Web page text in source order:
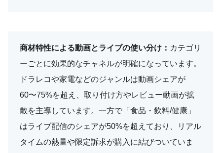
商材特性による動画とライブの使い分け： カテゴリ
ーごとに効果的なチャネルが明確になっています。
ドラレコや家電などのジャンルは動画シェアが
60〜75%を超え、取り付け方やレビュー動画が拡
散を主導しています。一方で「食品・飲料/健康」
はライブ配信のシェアが50%を超えており、リアル
タイムの熱量や限定訴求が購入に結びついていま